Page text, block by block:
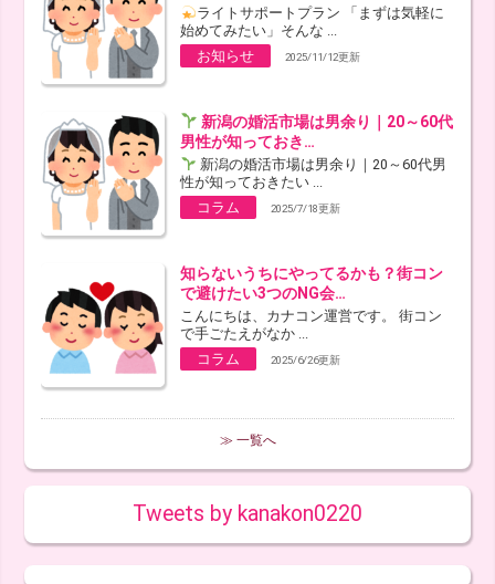
ライトサポートプラン 「まずは気軽に
始めてみたい」そんな ...
お知らせ
2025/11/12更新
新潟の婚活市場は男余り｜20～60代
男性が知っておき…
新潟の婚活市場は男余り｜20～60代男
性が知っておきたい ...
コラム
2025/7/18更新
知らないうちにやってるかも？街コン
で避けたい3つのNG会…
こんにちは、カナコン運営です。 街コン
で手ごたえがなか ...
コラム
2025/6/26更新
≫ 一覧へ
Tweets by kanakon0220